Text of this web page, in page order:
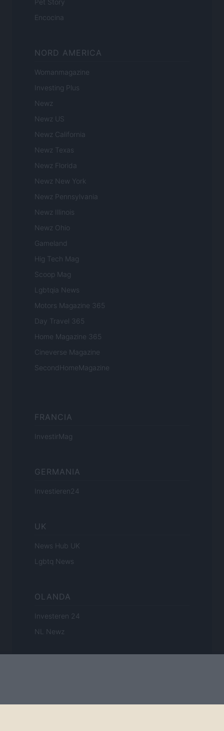
Encocina
NORD AMERICA
Womanmagazine
Investing Plus
Newz
Newz US
Newz California
Newz Texas
Newz Florida
Newz New York
Newz Pennsylvania
Newz Illinois
Newz Ohio
Gameland
Hig Tech Mag
Scoop Mag
Lgbtqia News
Motors Magazine 365
Day Travel 365
Home Magazine 365
Cineverse Magazine
SecondHomeMagazine
FRANCIA
InvestirMag
GERMANIA
Investieren24
UK
News Hub UK
Lgbtq News
OLANDA
Investeren 24
NL Newz